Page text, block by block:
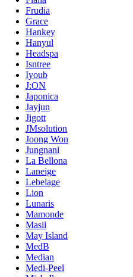
Frudia
Grace
Hankey
Hanyul
Headspa
Isntree
Iyoub
J:ON
Japonica
Jayjun
Jigott
JMsolution
Joong Won
Jungnani
La Bellona
Laneige
Lebelage
Lion
Lunaris
Mamonde
Masil
May Island
MedB
Median
Medi-Peel